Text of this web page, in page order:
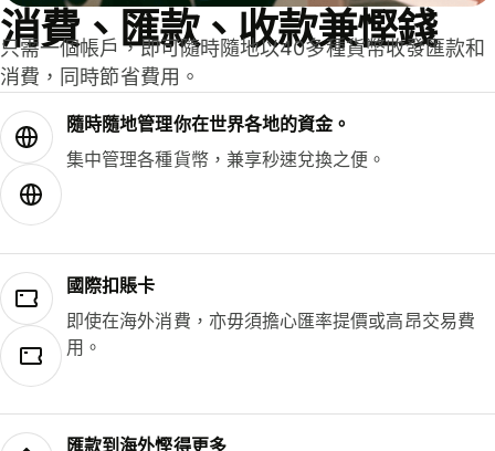
消費、匯款、收款兼慳錢
只需一個帳戶，即可隨時隨地以40多種貨幣收發匯款和
消費，同時節省費用。
隨時隨地管理你在世界各地的資金。
集中管理各種貨幣，兼享秒速兌換之便。
國際扣賬卡
即使在海外消費，亦毋須擔心匯率提價或高昂交易費
用。
匯款到海外慳得更多